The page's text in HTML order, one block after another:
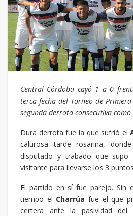
Central Córdoba cayó 1 a 0
terca fecha del Torneo de
segunda derrota consecutiva como
Dura derrota fue la que sufrió el
calurosa tarde rosarina,
disputado y trabado que supo
visitante para llevarse los 3
El partido en sí fue parejo. Sin
tiempo el Charrúafue el que
certera ante la pasividad del